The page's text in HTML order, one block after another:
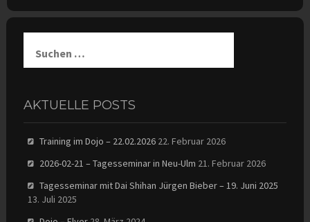
nach:
AKTUELLE POSTS
Training im Dojo – 22.02.2026 22. Februar 2026
2026-02-21 – Tagesseminar in Neu-Ulm 21. Februar 2026
Tagesseminar mit Dai Shihan Jürgen Bieber – 19. Juni 2025
13. Juli 2025